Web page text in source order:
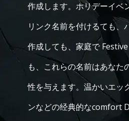
作成します。ホリデーイベ
リンク名前を付けるても、
作成しても、家庭で
も、これらの名前はあなた
性を与えます。温かいエッ
ンなどの经典的なcomfort